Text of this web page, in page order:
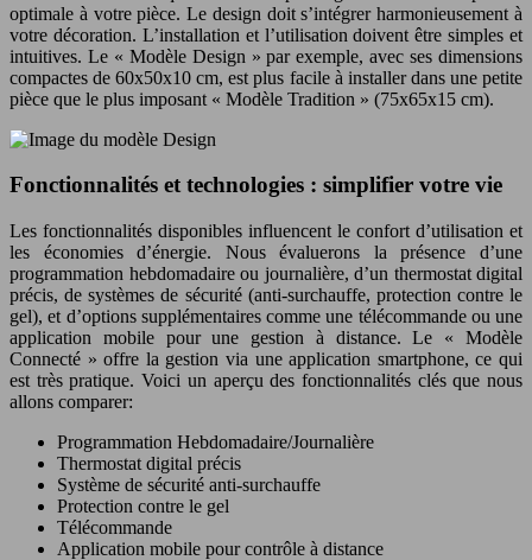
optimale à votre pièce. Le design doit s’intégrer harmonieusement à
votre décoration. L’installation et l’utilisation doivent être simples et
intuitives. Le « Modèle Design » par exemple, avec ses dimensions
compactes de 60x50x10 cm, est plus facile à installer dans une petite
pièce que le plus imposant « Modèle Tradition » (75x65x15 cm).
Fonctionnalités et technologies : simplifier votre vie
Les fonctionnalités disponibles influencent le confort d’utilisation et
les économies d’énergie. Nous évaluerons la présence d’une
programmation hebdomadaire ou journalière, d’un thermostat digital
précis, de systèmes de sécurité (anti-surchauffe, protection contre le
gel), et d’options supplémentaires comme une télécommande ou une
application mobile pour une gestion à distance. Le « Modèle
Connecté » offre la gestion via une application smartphone, ce qui
est très pratique. Voici un aperçu des fonctionnalités clés que nous
allons comparer:
Programmation Hebdomadaire/Journalière
Thermostat digital précis
Système de sécurité anti-surchauffe
Protection contre le gel
Télécommande
Application mobile pour contrôle à distance